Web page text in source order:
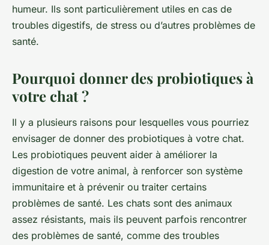
humeur. Ils sont particulièrement utiles en cas de
troubles digestifs, de stress ou d’autres problèmes de
santé.
Pourquoi donner des probiotiques à
votre chat ?
Il y a plusieurs raisons pour lesquelles vous pourriez
envisager de donner des probiotiques à votre chat.
Les probiotiques peuvent aider à améliorer la
digestion de votre animal, à renforcer son système
immunitaire et à prévenir ou traiter certains
problèmes de santé. Les chats sont des animaux
assez résistants, mais ils peuvent parfois rencontrer
des problèmes de santé, comme des troubles